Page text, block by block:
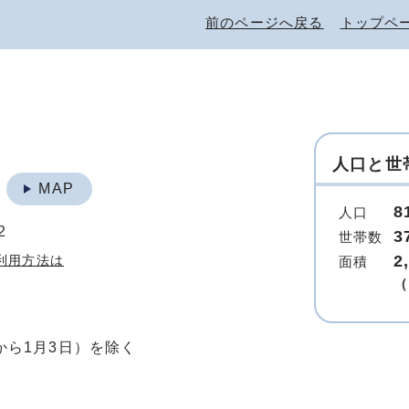
前のページへ戻る トップペ
MAP
用方法は
1月3日）を除く
人口と世
人口
世帯数
面積